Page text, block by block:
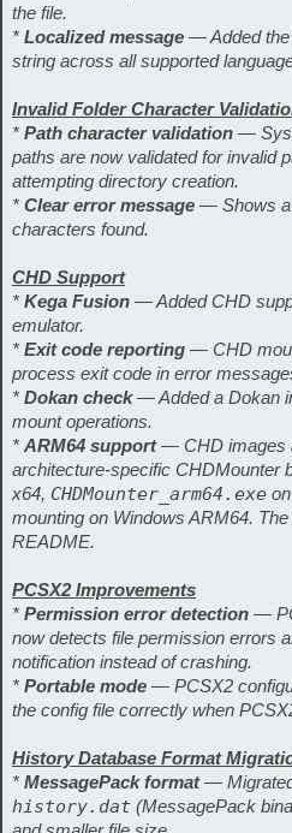
the file.
* Localized message — Added
string across all supported
Invalid Folder Character
* Path character validation —
paths are now validated for invalid
attempting directory creation.
* Clear error message — Shows a
characters found.
CHD Support
* Kega Fusion — Added CHD
emulator.
* Exit code reporting — CHD
process exit code in error
* Dokan check— Added a Dokan
mount operations.
* ARM64 support— CHD images
architecture-specific CHDMounter
x64, CHDMounter_arm64.exe
mounting on Windows ARM64.
README.
PCSX2 Improvements
* Permission error detection —
now detects file permission errors
notification instead of crashing.
* Portable mode — PCSX2
the config file correctly when
History Database Format
* MessagePack format—
history.dat (MessagePack